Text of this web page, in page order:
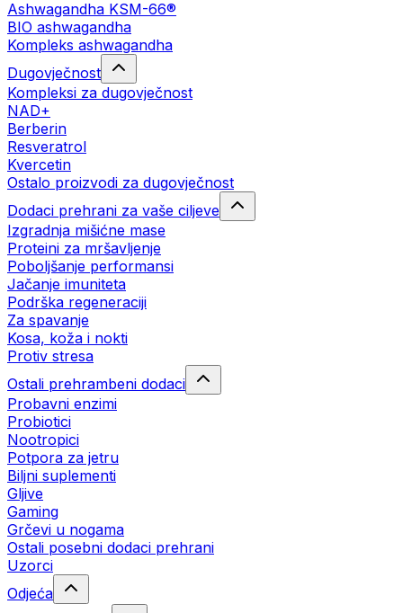
Ashwagandha KSM-66®
BIO ashwagandha
Kompleks ashwagandha
Dugovječnost
Kompleksi za dugovječnost
NAD+
Berberin
Resveratrol
Kvercetin
Ostalo proizvodi za dugovječnost
Dodaci prehrani za vaše ciljeve
Izgradnja mišićne mase
Proteini za mršavljenje
Poboljšanje performansi
Jačanje imuniteta
Podrška regeneraciji
Za spavanje
Kosa, koža i nokti
Protiv stresa
Ostali prehrambeni dodaci
Probavni enzimi
Probiotici
Nootropici
Potpora za jetru
Biljni suplementi
Gljive
Gaming
Grčevi u nogama
Ostali posebni dodaci prehrani
Uzorci
Odjeća